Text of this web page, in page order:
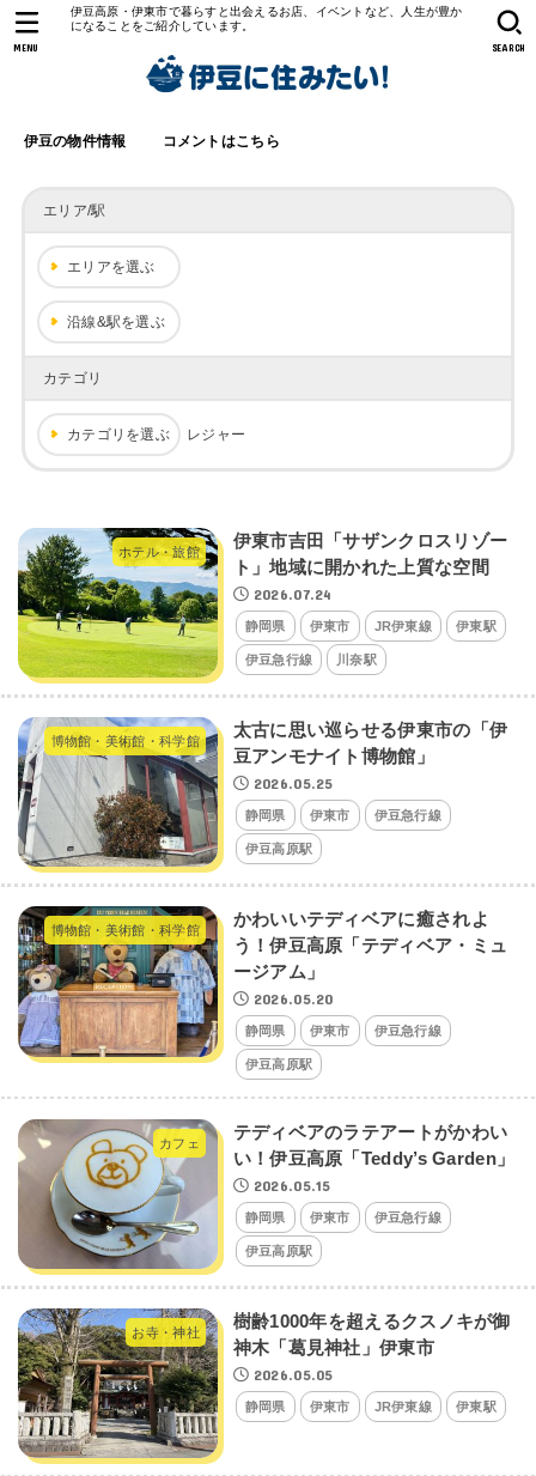
伊豆高原・伊東市で暮らすと出会えるお店、イベントなど、人生が豊か
になることをご紹介しています。
伊豆の物件情報 コメントはこちら
SEARCH
MENU
エリア/駅
エリアを選ぶ
沿線&駅を選ぶ
カテゴリ
カテゴリを選ぶ レジャー
ホテル・旅館
伊東市吉田「サザンクロスリゾー
ト」地域に開かれた上質な空間
2026.07.24
静岡県 伊東市 JR伊東線 伊東駅
伊豆急行線 川奈駅
博物館・美術館・科学館
太古に思い巡らせる伊東市の「伊
豆アンモナイト博物館」
2026.05.25
静岡県 伊東市 伊豆急行線
伊豆高原駅
博物館・美術館・科学館
かわいいテディベアに癒されよ
う！伊豆高原「テディベア・ミュ
ージアム」
2026.05.20
静岡県 伊東市 伊豆急行線
伊豆高原駅
カフェ
テディベアのラテアートがかわい
い！伊豆高原「Teddy’s Garden」
2026.05.15
静岡県 伊東市 伊豆急行線
伊豆高原駅
お寺・神社
樹齢1000年を超えるクスノキが御
神木「葛見神社」伊東市
2026.05.05
静岡県 伊東市 JR伊東線 伊東駅